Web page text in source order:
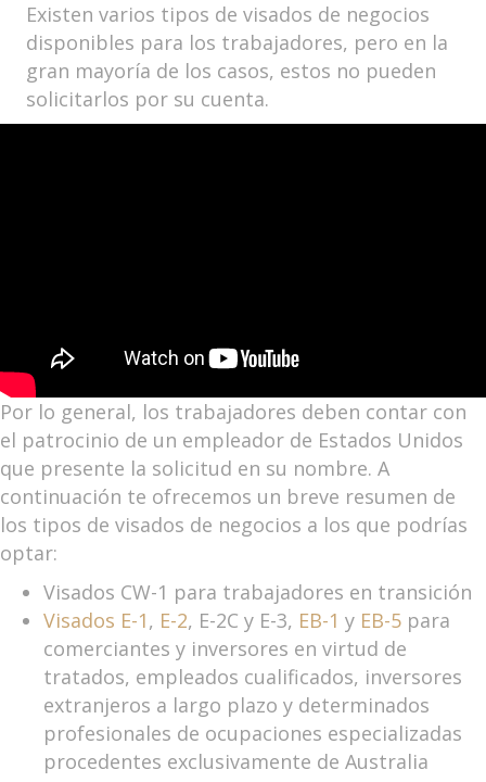
Existen varios tipos de visados de negocios
disponibles para los trabajadores, pero en la
gran mayoría de los casos, estos no pueden
solicitarlos por su cuenta.
Por lo general, los trabajadores deben contar con
el patrocinio de un empleador de Estados Unidos
que presente la solicitud en su nombre. A
continuación te ofrecemos un breve resumen de
los tipos de visados de negocios a los que podrías
optar:
Visados CW-1 para trabajadores en transición
Visados E-1, E-2, E-2C y E-3, EB-1 y EB-5 para
comerciantes y inversores en virtud de
tratados, empleados cualificados, inversores
extranjeros a largo plazo y determinados
profesionales de ocupaciones especializadas
procedentes exclusivamente de Australia